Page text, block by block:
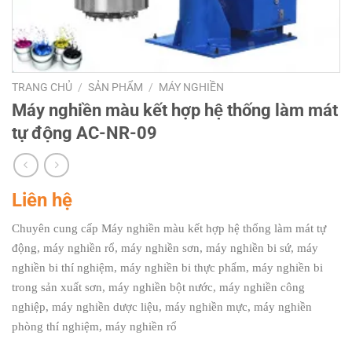
TRANG CHỦ / SẢN PHẨM / MÁY NGHIỀN
Máy nghiền màu kết hợp hệ thống làm mát
tự động AC-NR-09
Liên hệ
Chuyên cung cấp Máy nghiền màu kết hợp hệ thống làm mát tự
động, máy nghiền rổ, máy nghiền sơn, máy nghiền bi sứ, máy
nghiền bi thí nghiệm, máy nghiền bi thực phẩm, máy nghiền bi
trong sản xuất sơn, máy nghiền bột nước, máy nghiền công
nghiệp, máy nghiền dược liệu, máy nghiền mực, máy nghiền
phòng thí nghiệm, máy nghiền rổ